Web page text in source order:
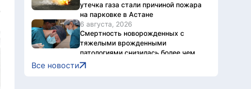
утечка газа стали причиной пожара
на парковке в Астане
6 августа, 2026
Смертность новорожденных с
тяжелыми врожденными
патологиями снизилась более чем
втрое в Казахстане
Все новости